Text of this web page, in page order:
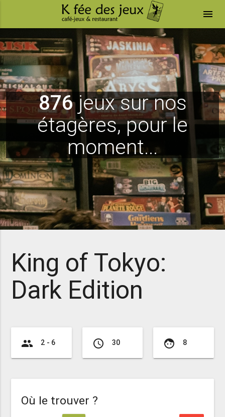
menu
876jeux sur nos
étagères, pour le
moment...
King of Tokyo:
Dark Edition
group 2 - 6 access_time 30 face 8
Où le trouver ?